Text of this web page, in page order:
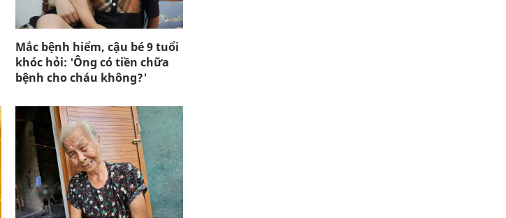
Mắc bệnh hiểm, cậu bé 9 tuổi
khóc hỏi: 'Ông có tiền chữa
bệnh cho cháu không?'